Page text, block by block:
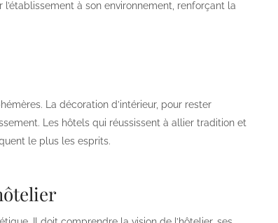
à son environnement, renforçant la
La décoration d’intérieur, pour rester
Les hôtels qui réussissent à allier tradition et
le plus les esprits.